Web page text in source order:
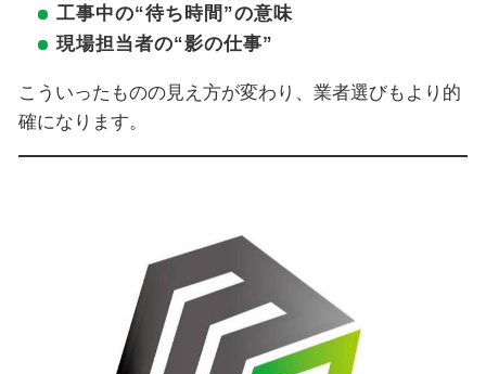
工事中の“待ち時間”の意味
現場担当者の“影の仕事”
こういったものの見え方が変わり、業者選びもより的
確になります。